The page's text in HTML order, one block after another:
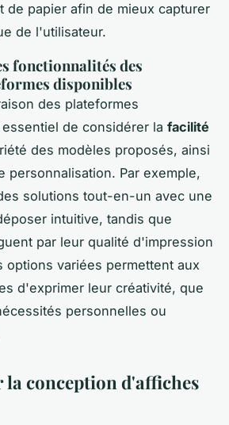
de papier afin de mieux capturer
de l'utilisateur.
fonctionnalités des
disponibles
des plateformes
de considérer la facilité
des modèles proposés, ainsi
personnalisation. Par exemple,
solutions tout-en-un avec une
intuitive, tandis que
par leur qualité d'impression
options variées permettent aux
d'exprimer leur créativité, que
personnelles ou
la conception d'affiches